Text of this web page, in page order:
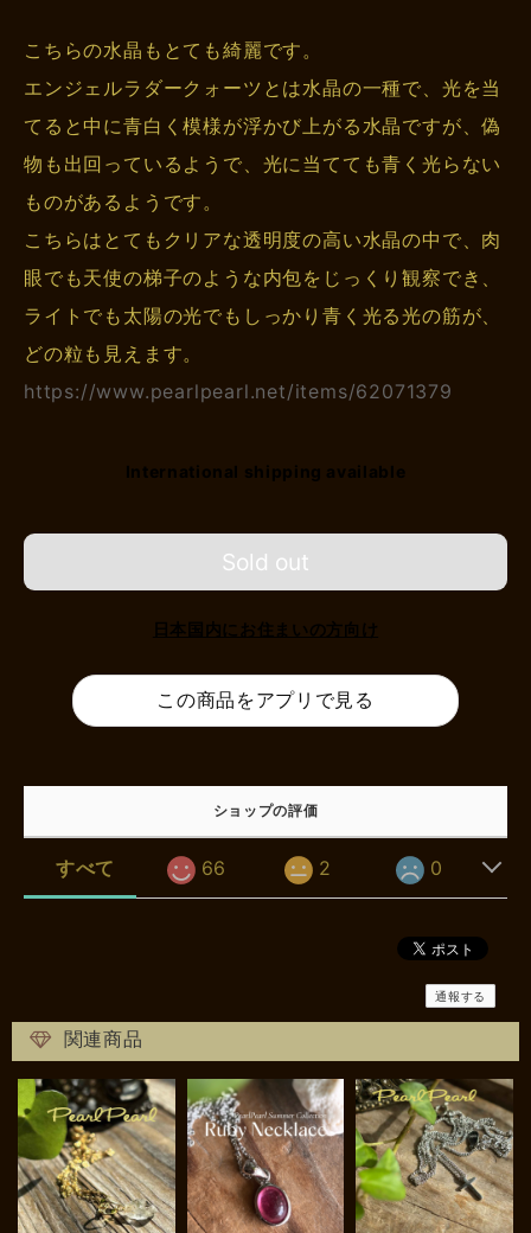
こちらの水晶もとても綺麗です。
エンジェルラダークォーツとは水晶の一種で、光を当
てると中に青白く模様が浮かび上がる水晶ですが、偽
物も出回っているようで、光に当てても青く光らない
ものがあるようです。
こちらはとてもクリアな透明度の高い水晶の中で、肉
眼でも天使の梯子のような内包をじっくり観察でき、
ライトでも太陽の光でもしっかり青く光る光の筋が、
どの粒も見えます。
https://www.pearlpearl.net/items/62071379
International shipping available
Sold out
日本国内にお住まいの方向け
この商品をアプリで見る
ショップの評価
すべて 66 2 0
通報する
関連商品